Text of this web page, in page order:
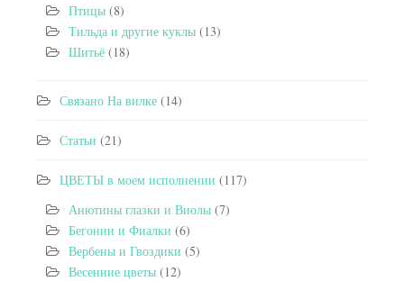
Птицы (8)
Тильда и другие куклы (13)
Шитьё (18)
Связано На вилке (14)
Статьи (21)
ЦВЕТЫ в моем исполнении (117)
Анютины глазки и Виолы (7)
Бегонии и Фиалки (6)
Вербены и Гвоздики (5)
Весенние цветы (12)